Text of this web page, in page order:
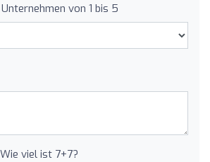
von 1 bis 5
viel ist 7+7?